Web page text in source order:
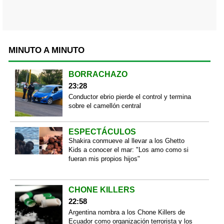
MINUTO A MINUTO
BORRACHAZO
23:28
Conductor ebrio pierde el control y termina
sobre el camellón central
ESPECTÁCULOS
Shakira conmueve al llevar a los Ghetto
Kids a conocer el mar: "Los amo como si
fueran mis propios hijos"
CHONE KILLERS
22:58
Argentina nombra a los Chone Killers de
Ecuador como organización terrorista y los